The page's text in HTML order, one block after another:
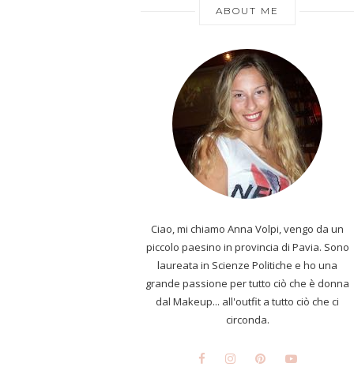
ABOUT ME
Ciao, mi chiamo Anna Volpi, vengo da un
piccolo paesino in provincia di Pavia. Sono
laureata in Scienze Politiche e ho una
grande passione per tutto ciò che è donna
dal Makeup... all'outfit a tutto ciò che ci
circonda.